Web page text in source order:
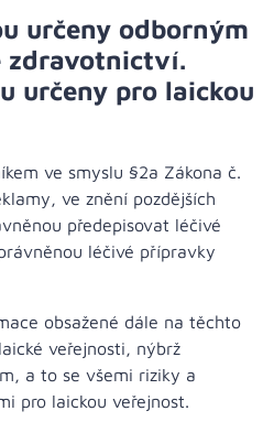
určeny odborným
zdravotnictví.
určeny pro laickou
ve smyslu §2a Zákona č.
ve znění pozdějších
předepisovat léčivé
léčivé přípravky
obsažené dále na těchto
veřejnosti, nýbrž
a to se všemi riziky a
pro laickou veřejnost.